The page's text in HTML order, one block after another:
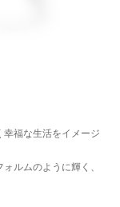
幸福な生活をイメージ
ルムのように輝く、